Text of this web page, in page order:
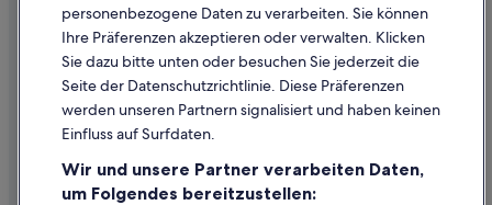
Hilfe
Hilfe
Flug stornieren
Rückerstattungsdauer
personenbezogene Daten zu verarbeiten. Sie können
Ihre Präferenzen akzeptieren oder verwalten. Klicken
Sie dazu bitte unten oder besuchen Sie jederzeit die
Seite der Datenschutzrichtlinie. Diese Präferenzen
werden unseren Partnern signalisiert und haben keinen
Einfluss auf Surfdaten.
Wir und unsere Partner verarbeiten Daten,
um Folgendes bereitzustellen: